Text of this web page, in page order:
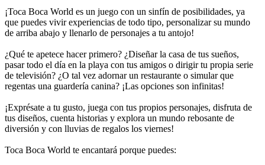
¡Toca Boca World es un juego con un sinfín de posibilidades, ya
que puedes vivir experiencias de todo tipo, personalizar su mundo
de arriba abajo y llenarlo de personajes a tu antojo!
¿Qué te apetece hacer primero? ¿Diseñar la casa de tus sueños,
pasar todo el día en la playa con tus amigos o dirigir tu propia serie
de televisión? ¿O tal vez adornar un restaurante o simular que
regentas una guardería canina? ¡Las opciones son infinitas!
¡Exprésate a tu gusto, juega con tus propios personajes, disfruta de
tus diseños, cuenta historias y explora un mundo rebosante de
diversión y con lluvias de regalos los viernes!
Toca Boca World te encantará porque puedes: